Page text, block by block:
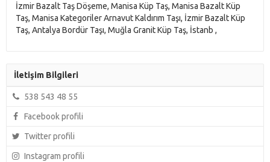
İletişim Bilgileri
538 543 48 55
Facebook profili
Twitter profili
Instagram profili